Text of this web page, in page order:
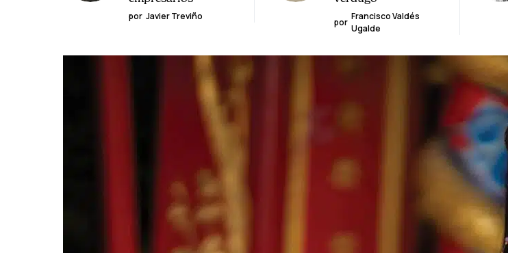
por Javier Treviño
por
Francisco Valdés
Ugalde